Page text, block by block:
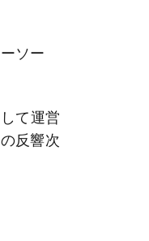
ソー
て運営
反響次